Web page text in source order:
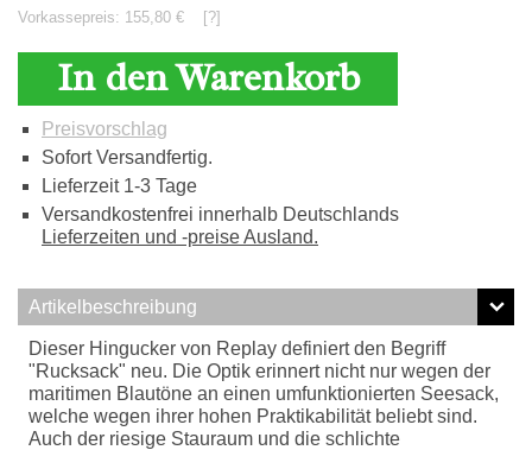
Vorkassepreis: 155,80 € [?]
In den Warenkorb
Preisvorschlag
Sofort Versandfertig.
Lieferzeit 1-3 Tage
Versandkostenfrei innerhalb Deutschlands
Lieferzeiten und -preise Ausland.
Artikelbeschreibung
Dieser Hingucker von Replay definiert den Begriff
"Rucksack" neu. Die Optik erinnert nicht nur wegen der
maritimen Blautöne an einen umfunktionierten Seesack,
welche wegen ihrer hohen Praktikabilität beliebt sind.
Auch der riesige Stauraum und die schlichte